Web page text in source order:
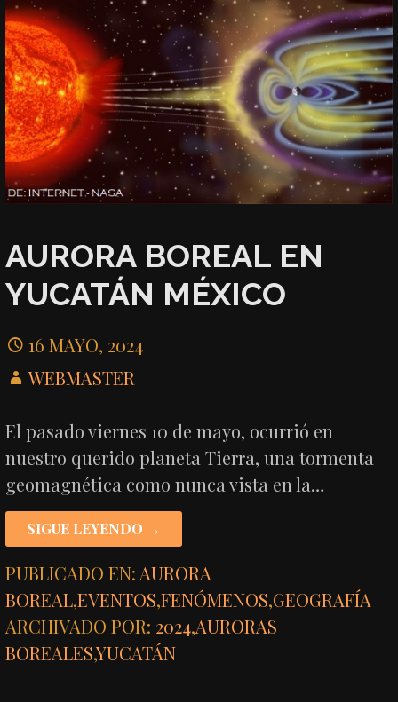
AURORA BOREAL EN
YUCATÁN MÉXICO
16 MAYO, 2024
WEBMASTER
El pasado viernes 10 de mayo, ocurrió en
nuestro querido planeta Tierra, una tormenta
geomagnética como nunca vista en la…
SIGUE LEYENDO →
PUBLICADO EN: AURORA
BOREAL,EVENTOS,FENÓMENOS,GEOGRAFÍA
ARCHIVADO POR: 2024,AURORAS
BOREALES,YUCATÁN